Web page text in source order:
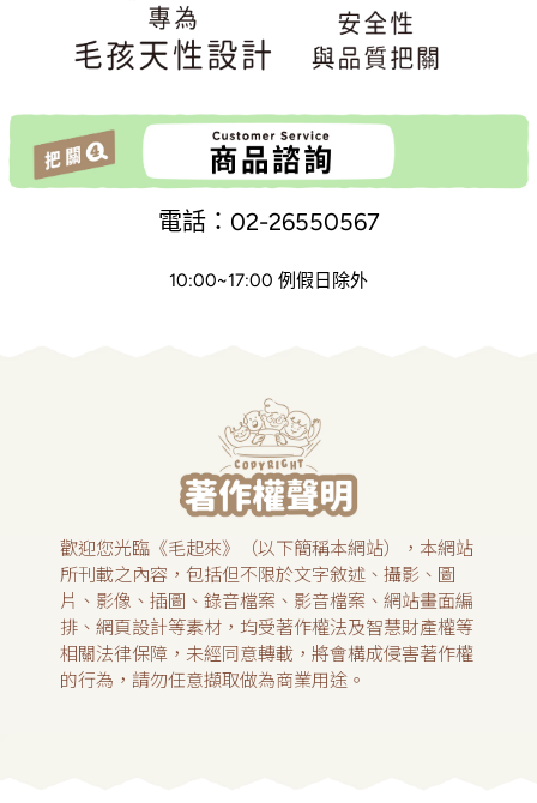
電話：02-26550567
10:00~17:00 例假日除外
歡迎您光臨《毛起來》（以下簡稱本網站），本網站
所刊載之內容，包括但不限於文字敘述、攝影、圖
片、影像、插圖、錄音檔案、影音檔案、網站畫面編
排、網頁設計等素材，均受著作權法及智慧財產權等
相關法律保障，未經同意轉載，將會構成侵害著作權
的行為，請勿任意擷取做為商業用途。